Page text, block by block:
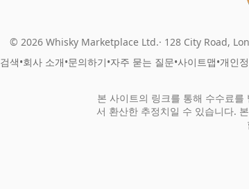
© 2026 Whisky Marketplace Ltd. 128 City Road,
검색•회사 소개•문의하기•자주 묻는 질문•사이트맵•개인
본 사이트의 링크를 통해 수수료
서 환산한 추정치일 수 있습니다.